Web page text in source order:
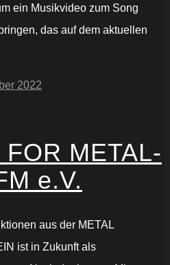
ein Musikvideo zum Song
das auf dem aktuellen
2022
METAL-
e.V.
aus der METAL
ist in Zukunft als